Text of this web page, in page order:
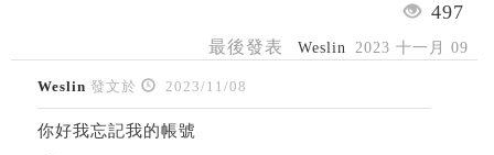
497
最後發表 Weslin 2023 十一月 09
Weslin 發文於 2023/11/08
你好我忘記我的帳號